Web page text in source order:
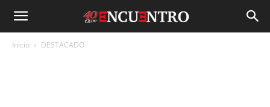
Inicio DESTACADO